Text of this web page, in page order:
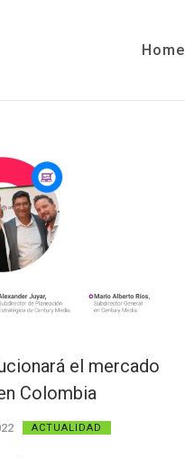
Home
el mercado
Colombia
ACTUALIDAD